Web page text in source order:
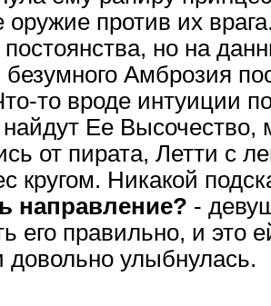
оружие против их
но на
Амброзия
то вроде интуиции
найдут Ее
от пирата, Летти с
кругом. Никакой
направление? -
его правильно, и это
улыбнулась.